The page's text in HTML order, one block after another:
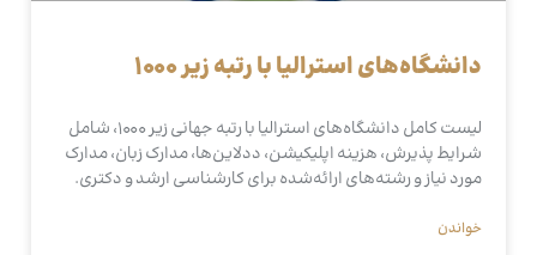
دانشگاه‌های استرالیا با رتبه زیر ۱۰۰۰
لیست کامل دانشگاه‌های استرالیا با رتبه جهانی زیر ۱۰۰۰، شامل
شرایط پذیرش، هزینه اپلیکیشن، ددلاین‌ها، مدارک زبان، مدارک
مورد نیاز و رشته‌های ارائه‌شده برای کارشناسی ارشد و دکتری.
خواندن